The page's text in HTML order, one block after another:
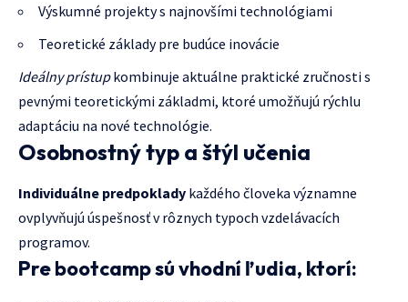
Výskumné projekty s najnovšími technológiami
Teoretické základy pre budúce inovácie
Ideálny prístupkombinuje aktuálne praktické zručnosti s
pevnými teoretickými základmi, ktoré umožňujú rýchlu
adaptáciu na nové technológie.
Osobnostný typ a štýl učenia
Individuálne predpoklady každého človeka významne
ovplyvňujú úspešnosť v rôznych typoch vzdelávacích
programov.
Pre bootcamp sú vhodní ľudia, ktorí: